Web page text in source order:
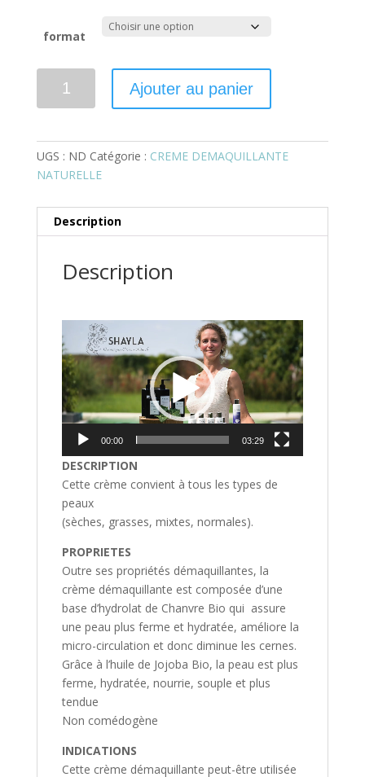
format
naturelle
à
de
Jojoba
Ajouter au panier
UGS : ND Catégorie : CREME DEMAQUILLANTE
NATURELLE
Description
Description
Lecteur
vidéo
00:00 03:29
DESCRIPTION
Cette crème convient à tous les types de
peaux
(sèches, grasses, mixtes, normales).
PROPRIETES
Outre ses propriétés démaquillantes, la
crème démaquillante est composée d’une
base d’hydrolat de Chanvre Bio qui assure
une peau plus ferme et hydratée, améliore la
micro-circulation et donc diminue les cernes.
Grâce à l’huile de Jojoba Bio, la peau est plus
ferme, hydratée, nourrie, souple et plus
tendue
Non comédogène
INDICATIONS
Cette crème démaquillante peut-être utilisée